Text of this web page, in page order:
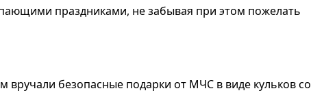
праздниками, не забывая при этом пожелать
вручали безопасные подарки от МЧС в виде кульков со